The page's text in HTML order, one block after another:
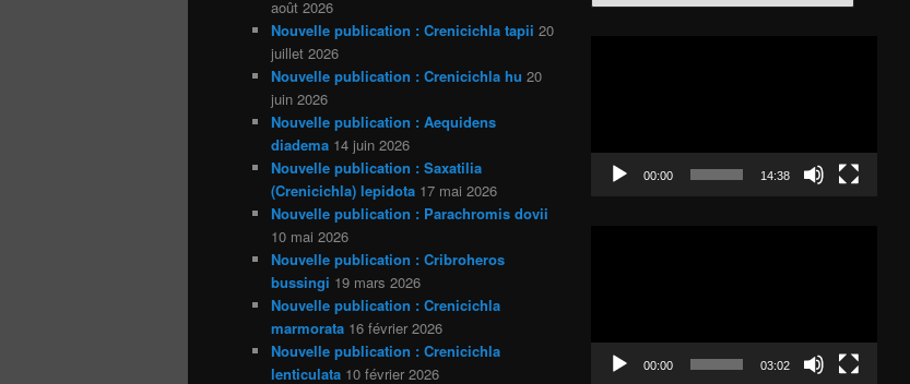
août 2026
Nouvelle publication : Crenicichla tapii 20
juillet 2026
Nouvelle publication : Crenicichla hu 20
juin 2026
Nouvelle publication : Aequidens
diadema 14 juin 2026
Nouvelle publication : Saxatilia
(Crenicichla) lepidota 17 mai 2026
Nouvelle publication : Parachromis dovii
10 mai 2026
Nouvelle publication : Cribroheros
bussingi 19 mars 2026
Nouvelle publication : Crenicichla
marmorata 16 février 2026
Nouvelle publication : Crenicichla
lenticulata 10 février 2026
e
00:00 14:38
00:00 03:02